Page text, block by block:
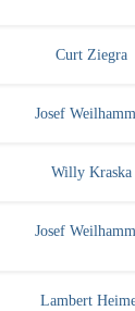
Curt Ziegra
Josef
Willy Kraska
Josef
Lambert